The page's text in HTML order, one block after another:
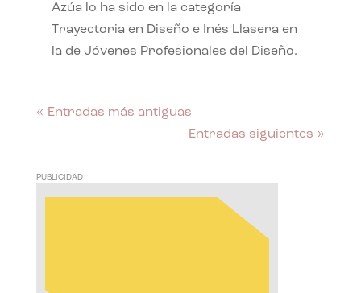
Azúa lo ha sido en la categoría
Trayectoria en Diseño e Inés Llasera en
la de Jóvenes Profesionales del Diseño.
« Entradas más antiguas
Entradas siguientes »
PUBLICIDAD